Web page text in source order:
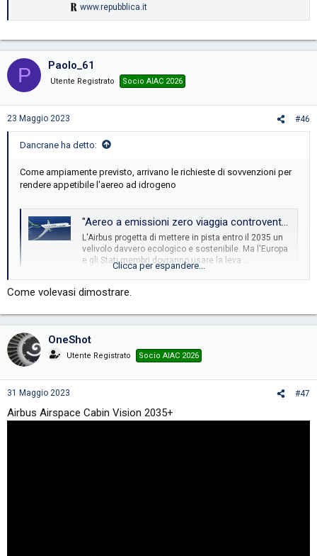
www.repubblica.it
P Paolo_61
Utente Registrato Socio AIAC 2026
23 Maggio 2023 #46
Dancrane ha detto:
Come ampiamente previsto, arrivano le richieste di sovvenzioni per
rendere appetibile l'aereo ad idrogeno
"Aereo a emissioni zero viaggia controvento". Lo studio: rischio ritardi nel decollo, servono 300 miliardi
L'Airbus progetta di mettere in pista entro il 2035 un
velivolo davvero ecologico e sostenibile. Ma l'Europa
e gli Stati membri dovranno usare la leva …
www.repubblica.it
Clicca per espandere...
Come volevasi dimostrare.
OneShot
Utente Registrato Socio AIAC 2026
31 Maggio 2023 #47
Airbus Airspace Cabin Vision 2035+